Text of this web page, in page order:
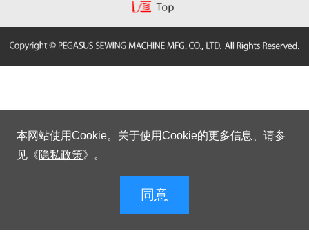
本网站使用Cookie。关于使用Cookie的更多信息、请参
见《隐私政策》。
同意